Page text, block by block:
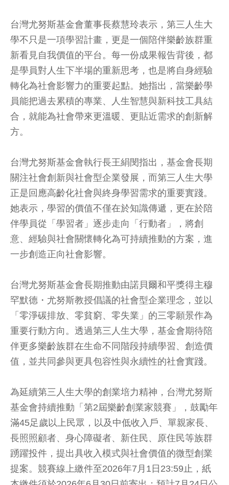
台灣尤努斯基金會董事長蔡慧玲表示，第三人生大
學不只是一項學習計畫，更是一個陪伴樂齡族群重
新看見自我價值的平台。每一份成果報告背後，都
是學員對人生下半場的重新思考，也是將自身經驗
轉化為社會影響力的重要起點。她指出，當樂齡學
員能把過去累積的專業、人生智慧與新科技工具結
合，就能為社會帶來更溫暖、更貼近需求的創新解
方。
台灣尤努斯基金會執行長王絹閔指出，基金會長期
關注社會創新與社會型企業發展，而第三人生大學
正是回應高齡化社會與終身學習需求的重要實踐。
她表示，學習的價值不僅在於知識傳遞，更在於陪
伴學員從「學習者」逐步走向「行動者」，將創
意、經驗與社會關懷轉化為可持續推動的方案，進
一步創造正向社會影響。
台灣尤努斯基金會長期推動由諾貝爾和平獎得主穆
罕默德・尤努斯教授倡議的社會型企業理念，並以
「零淨碳排放、零貧窮、零失業」的三零願景作為
重要行動方向。透過第三人生大學，基金會期待陪
伴更多樂齡族群在生命不同階段持續學習、創造價
值，並共同參與更具包容性與永續性的社會實踐。
為延續第三人生大學的創業培力精神，台灣尤努斯
基金會持續推動「第2屆樂齡創業家競賽」，鼓勵年
滿45足歲以上民眾，以及中低收入戶、單親家長、
長照照顧者、身心障礙者、新住民、原住民等族群
踴躍投件，提出具收入模式與社會價值的微型創業
提案。競賽線上繳件至2026年7月1日23:59止，紙